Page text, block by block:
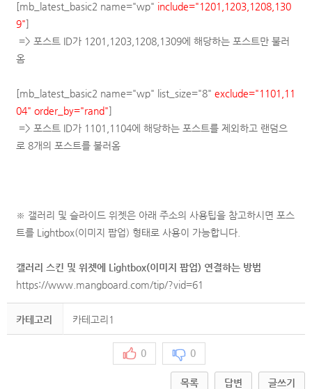
[mb_latest_basic2 name="wp" include="1201,1203,1208,130
9"]
=> 포스트 ID가 1201,1203,1208,1309에 해당하는 포스트만 불러
옴
[mb_latest_basic2 name="wp" list_size="8" exclude="1101,11
04" order_by="rand"]
=> 포스트 ID가 1101,1104에 해당하는 포스트를 제외하고 랜덤으
로 8개의 포스트를 불러옴
※ 갤러리 및 슬라이드 위젯은 아래 주소의 사용팁을 참고하시면 포스
트를 Lightbox(이미지 팝업) 형태로 사용이 가능합니다.
갤러리 스킨 및 위젯에 Lightbox(이미지 팝업) 연결하는 방법
https://www.mangboard.com/tip/?vid=61
카테고리 카테고리1
0 0
목록 답변 글쓰기